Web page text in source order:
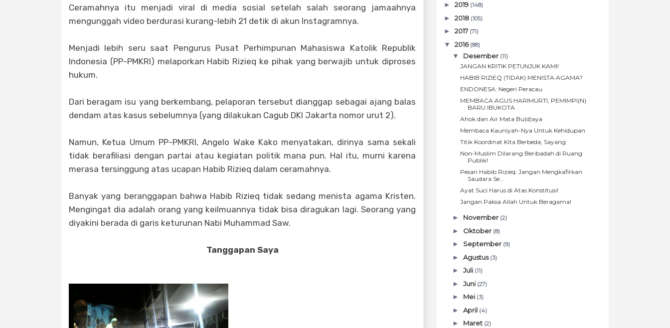
Ceramahnya itu menjadi viral di media sosial setelah salah seorang jamaahnya
mengunggah video berdurasi kurang-lebih 21 detik di akun Instagramnya.
Menjadi lebih seru saat Pengurus Pusat Perhimpunan Mahasiswa Katolik Republik
Indonesia (PP-PMKRI) melaporkan Habib Rizieq ke pihak yang berwajib untuk diproses
hukum.
Dari beragam isu yang berkembang, pelaporan tersebut dianggap sebagai ajang balas
dendam atas kasus sebelumnya (yang dilakukan Cagub DKI Jakarta nomor urut 2).
Namun, Ketua Umum PP-PMKRI, Angelo Wake Kako menyatakan, dirinya sama sekali
tidak berafiliasi dengan partai atau kegiatan politik mana pun. Hal itu, murni karena
merasa tersinggung atas ucapan Habib Rizieq dalam ceramahnya.
Banyak yang beranggapan bahwa Habib Rizieq tidak sedang menista agama Kristen.
Mengingat dia adalah orang yang keilmuannya tidak bisa diragukan lagi. Seorang yang
diyakini berada di garis keturunan Nabi Muhammad Saw.
Tanggapan Saya
►2019 (148)
►2018 (105)
►2017 (71)
▼2016 (88)
▼ Desember (11)
JANGAN KRITIK PETUNJUK KAMI!
HABIB RIZIEQ (TIDAK) MENISTA AGAMA?
ENDONESA: Negeri Peracau
MEMBACA AGUS HARIMURTI, PEMIMPI(N)
BARU IBUKOTA
Ahok dan Air Mata Bu(d)aya
Membaca Kauniyah-Nya Untuk Kehidupan
Titik Koordinat Kita Berbeda, Sayang
Non-Muslim Dilarang Beribadah di Ruang
Publik!
Pesan Habib Rizieq: Jangan Mengkafirkan
Saudara Se...
Ayat Suci Harus di Atas Konstitusi!
Jangan Paksa Allah Untuk Beragama!
► November (2)
► Oktober (8)
► September (9)
►Agustus (3)
►Juli (11)
►Juni (27)
► Mei (3)
►April (4)
► Maret (2)